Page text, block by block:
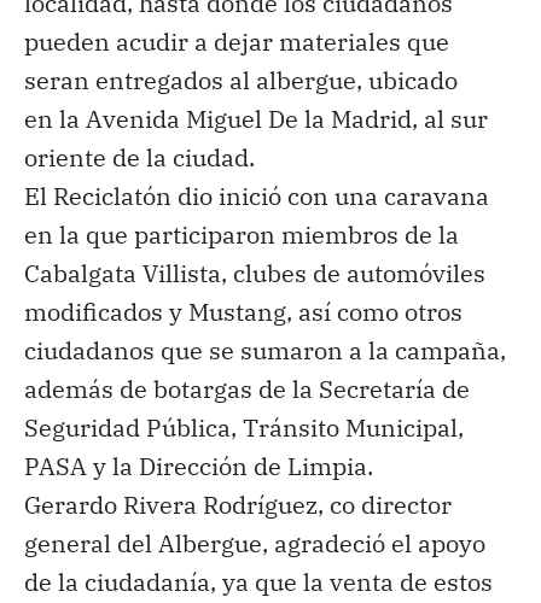
pueden acudir a dejar materiales que
seran entregados al albergue, ubicado
en la Avenida Miguel De la Madrid, al sur
oriente de la ciudad.
El Reciclatón dio inició con una caravana
en la que participaron miembros de la
Cabalgata Villista, clubes de automóviles
modificados y Mustang, así como otros
ciudadanos que se sumaron a la campaña,
además de botargas de la Secretaría de
Seguridad Pública, Tránsito Municipal,
PASA y la Dirección de Limpia.
Gerardo Rivera Rodríguez, co director
general del Albergue, agradeció el apoyo
de la ciudadanía, ya que la venta de estos